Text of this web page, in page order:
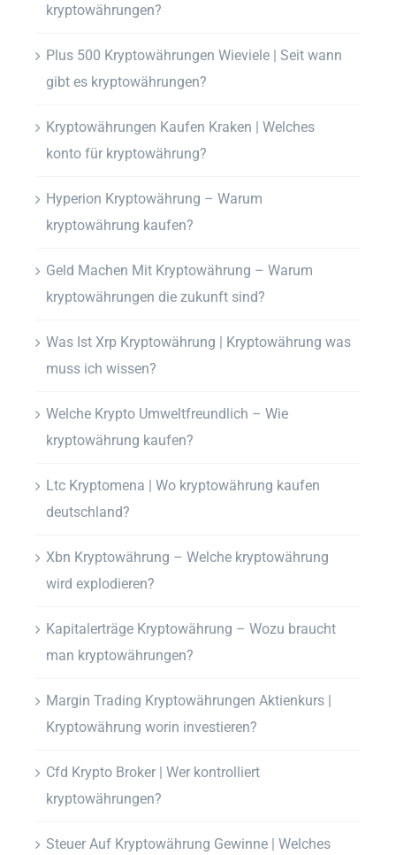
kryptowährungen?
Plus 500 Kryptowährungen Wieviele | Seit wann
gibt es kryptowährungen?
Kryptowährungen Kaufen Kraken | Welches
konto für kryptowährung?
Hyperion Kryptowährung – Warum
kryptowährung kaufen?
Geld Machen Mit Kryptowährung – Warum
kryptowährungen die zukunft sind?
Was Ist Xrp Kryptowährung | Kryptowährung was
muss ich wissen?
Welche Krypto Umweltfreundlich – Wie
kryptowährung kaufen?
Ltc Kryptomena | Wo kryptowährung kaufen
deutschland?
Xbn Kryptowährung – Welche kryptowährung
wird explodieren?
Kapitalerträge Kryptowährung – Wozu braucht
man kryptowährungen?
Margin Trading Kryptowährungen Aktienkurs |
Kryptowährung worin investieren?
Cfd Krypto Broker | Wer kontrolliert
kryptowährungen?
Steuer Auf Kryptowährung Gewinne | Welches